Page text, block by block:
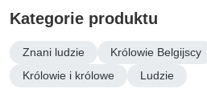
Kategorie produktu
Znani ludzie Królowie Belgijscy
Królowie i królowe
Ludzie